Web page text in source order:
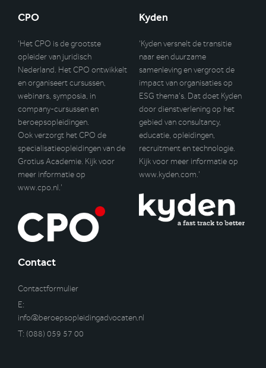
CPO
‘Het CPO is de grootste
opleider van juridisch
Nederland. Het CPO ontwikkelt
en organiseert cursussen,
webinars, symposia, in
company-cursussen en
beroepsopleidingen.
Ook verzorgt het CPO de
specialisatieopleidingen van de
Grotius Academie. Kijk voor
meer informatie op
www.cpo.nl.’
Kyden
‘Kyden versnelt de transitie
naar een duurzame
samenleving en vergroot de
impact van organisaties op
ESG thema’s. Dat doet Kyden
door dienstverlening op het
gebied van consultancy,
educatie, opleidingen,
recruitment en technologie.
Kijk voor meer informatie op
www.kyden.com.’
Contact
Contactformulier
E:
info@beroepsopleidingadvocaten.nl
T: (088) 059 57 00